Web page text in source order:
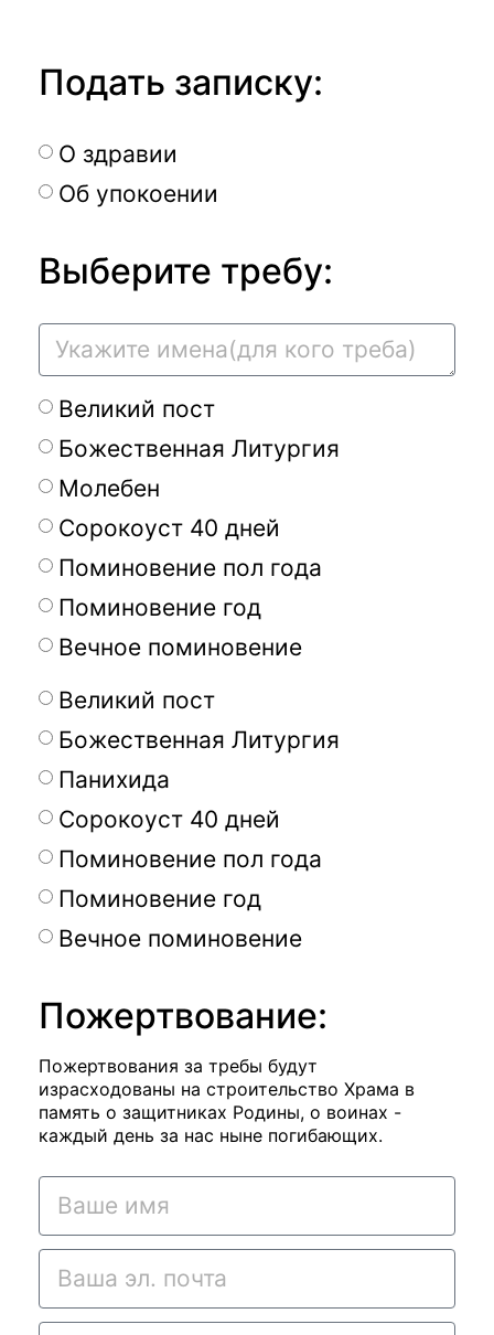
Подать записку:
О здравии
Об упокоении
Выберите требу:
Великий пост
Божественная Литургия
Молебен
Сорокоуст 40 дней
Поминовение пол года
Поминовение год
Вечное поминовение
Великий пост
Божественная Литургия
Панихида
Сорокоуст 40 дней
Поминовение пол года
Поминовение год
Вечное поминовение
Пожертвование:
Пожертвования за требы будут
израсходованы на строительство Храма в
память о защитниках Родины, о воинах -
каждый день за нас ныне погибающих.